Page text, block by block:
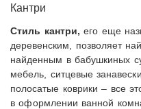
Кантри
Стиль кантри, его еще
деревенским, позволяет
найденным в бабушкиных
мебель, ситцевые
полосатые коврики – все
в оформлении ванной